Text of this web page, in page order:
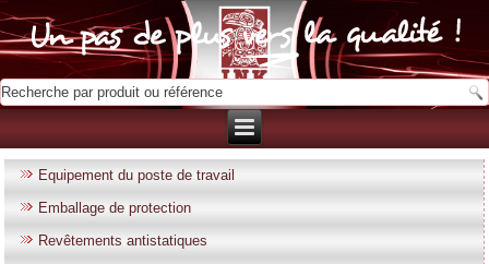
Equipement du poste de travail
Emballage de protection
Revêtements antistatiques